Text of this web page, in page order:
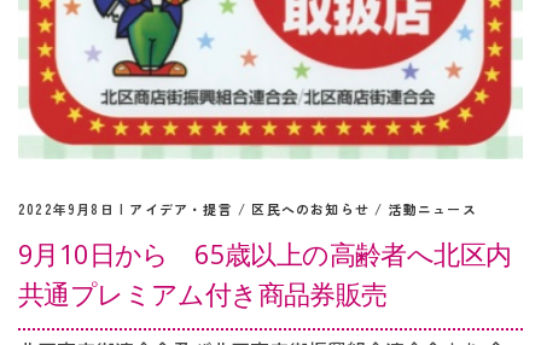
2022年9月8日 | アイデア・提言 / 区民へのお知らせ / 活動ニュース
9月10日から 65歳以上の高齢者へ北区内
共通プレミアム付き商品券販売